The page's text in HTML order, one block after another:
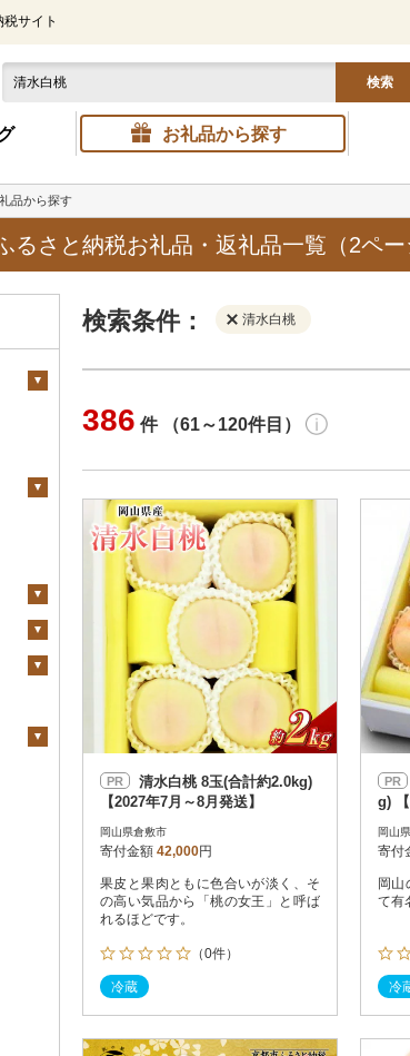
サイト
検索
お礼品から探す
品から探す
るさと納税お礼品・返礼品一覧（2ペー
検索条件： 清水白桃
円
決済方法 解除
PayPay
クレジットカード決済
Amazon Pay
楽天ペイ
メルペイ
コンビニ支払い
ソフトバンクまとめて支払い
d払い
金融機関(Pay-easy決済)
発
通常
冷蔵
冷凍
386 件 （61～120件目）
PR
【2027年7月～8月発送】
岡山県倉敷市
寄付金額 42,000円
果皮と果肉ともに色合いが淡く、そ
の高い気品から「桃の女王」と呼ば
れるほどです。
（0件）
冷蔵
PR
g)
岡山
寄付
岡山
て有
冷